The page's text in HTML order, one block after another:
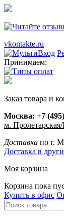
vkontakte.ru
Принимаем:
Заказ товара и
Москва: +7
м.
Доставка по г.
Доставка в
Моя корзина
Корзина пока
Купить в офис